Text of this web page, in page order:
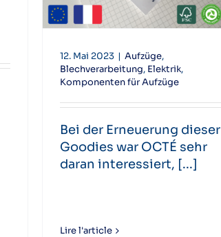
12. Mai 2023 | Aufzüge,
Blechverarbeitung, Elektrik,
Komponenten für Aufzüge
Bei der Erneuerung dieser
Goodies war OCTÉ sehr
daran interessiert, [...]
Lire l'article